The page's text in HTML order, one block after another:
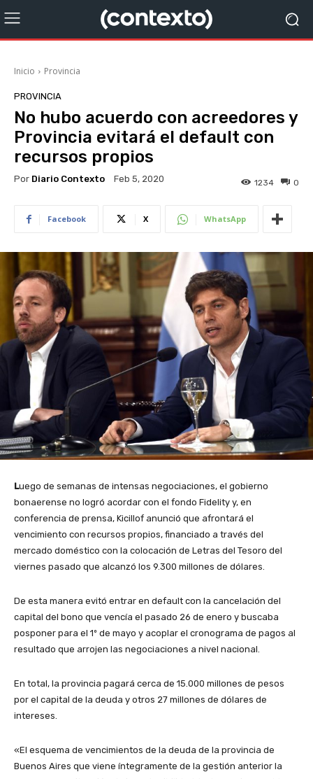
Inicio Provincia
PROVINCIA
No hubo acuerdo con acreedores y
Provincia evitará el default con
recursos propios
Por Diario Contexto Feb 5, 2020 0
1234
Facebook X WhatsApp
Luego de semanas de intensas negociaciones, el gobierno
bonaerense no logró acordar con el fondo Fidelity y, en
conferencia de prensa, Kicillof anunció que afrontará el
vencimiento con recursos propios, financiado a través del
mercado doméstico con la colocación de Letras del Tesoro del
viernes pasado que alcanzó los 9.300 millones de dólares.
De esta manera evitó entrar en default con la cancelación del
capital del bono que vencía el pasado 26 de enero y buscaba
posponer para el 1º de mayo y acoplar el cronograma de pagos al
resultado que arrojen las negociaciones a nivel nacional.
En total, la provincia pagará cerca de 15.000 millones de pesos
por el capital de la deuda y otros 27 millones de dólares de
intereses.
«El esquema de vencimientos de la deuda de la provincia de
Buenos Aires que viene íntegramente de la gestión anterior la